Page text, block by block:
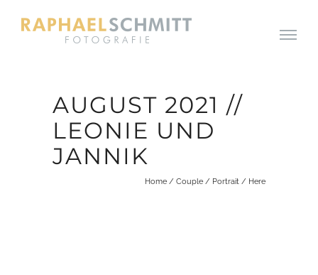
AUGUST 2021 //
LEONIE UND
JANNIK
Home / Couple / Portrait / Here